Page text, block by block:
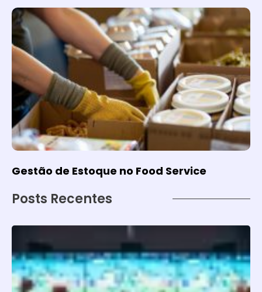
Gestão de Estoque no Food Service
Posts Recentes